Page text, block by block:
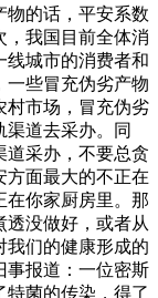
物的话，平安系数
，我国目前全体消
线城市的消费者和
一些冒充伪劣产物
村市场，冒充伪劣
道去采办。同
道采办，不要总贪
方面最大的不正在
在你家厨房里。那
透没做好，或者从
我们的健康形成的
事报道：一位密斯
特菌的传染，得了